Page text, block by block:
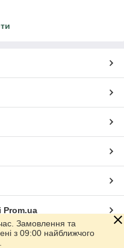
Prom.ua
Замовлення та
з 09:00 найближчого